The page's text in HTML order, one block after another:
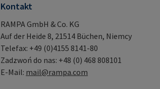
Kontakt
RAMPA GmbH & Co. KG
Auf der Heide 8, 21514 Büchen, Niemcy
Telefax: +49 (0)4155 8141-80
Zadzwoń do nas: +48 (0) 468 808101
E-Mail: mail@rampa.com